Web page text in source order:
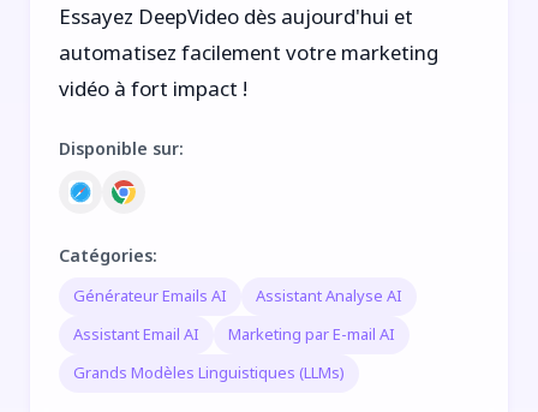
Essayez DeepVideo dès aujourd'hui et
automatisez facilement votre marketing
vidéo à fort impact !
Disponible sur:
Catégories:
Générateur Emails AI
Assistant Analyse AI
Assistant Email AI
Marketing par E-mail AI
Grands Modèles Linguistiques (LLMs)